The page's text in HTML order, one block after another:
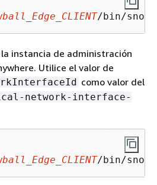
/bin/
la instancia de administración
Utilice el valor de
como valor del
network-interface-
/bin/